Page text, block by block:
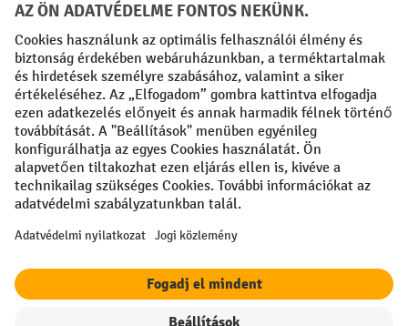
Közösségi Média
Facebook
YouTube
LinkedIn
Instagram
Impresszum ÁSZF Adatvédelmi tájékoztató
Adatvédelmi beállítások
All prices excl. VAT plusshipping costsand possible delivery charges,
A feltüntetett kedvezmények a készlet erejéig érvényesek. A